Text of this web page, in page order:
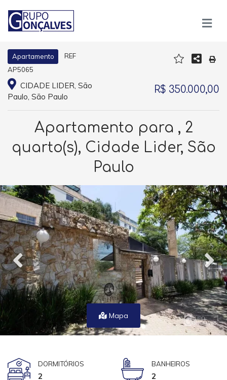
Apartamento
REF
AP5065
CIDADE LIDER, São
Paulo, São Paulo
R$ 350.000,00
Apartamento para , 2
quarto(s), Cidade Lider, São
Paulo
Mapa
DORMITÓRIOS
2
BANHEIROS
2